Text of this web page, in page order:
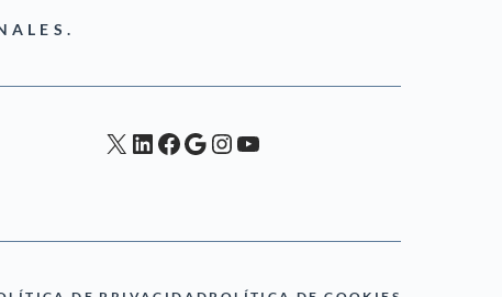
X LinkedIn
Facebook
Google
Instagram
YouTube